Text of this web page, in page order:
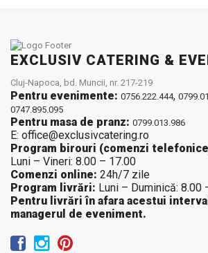
EXCLUSIV CATERING &
Cluj-Napoca, bd. Muncii, nr. 217-219
Pentru evenimente: 0756.222.444,
0747.895.095
Pentru masa de pranz: 0799.013.986
E: office@exclusivcatering.ro
Program birouri (comenzi
Luni – Vineri: 8.00 – 17.00
Comenzi online: 24h/7 zile
Program livrări: Luni – Duminică: 8.00
Pentru livrări în afara acestui
managerul de eveniment.